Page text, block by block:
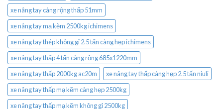
xe nâng tay càng rộng thấp 51mm
xe nâng tay mạ kẽm 2500kg ichimens
xe nâng tay thép không gỉ 2.5 tấn càng hẹp ichimens
xe nâng tay thấp 4 tấn càng rộng 685x1220mm
xe nâng tay thấp 2000kg ac20m
xe nâng tay thấp càng hẹp 2.5 tấn niuli
xe nâng tay thấp mạ kẽm càng hẹp 2500kg
xe nâng tay thấp mạ kẽm không gỉ 2500kg